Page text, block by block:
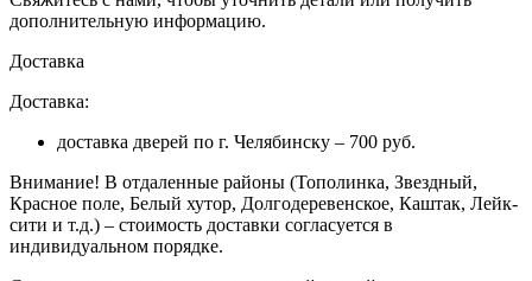
дополнительную информацию.
Доставка
Доставка:
доставка дверей по г. Челябинску – 700 руб.
Внимание! В отдаленные районы (Тополинка, Звездный,
Красное поле, Белый хутор, Долгодеревенское, Каштак, Лейк-
сити и т.д.) – стоимость доставки согласуется в
индивидуальном порядке.